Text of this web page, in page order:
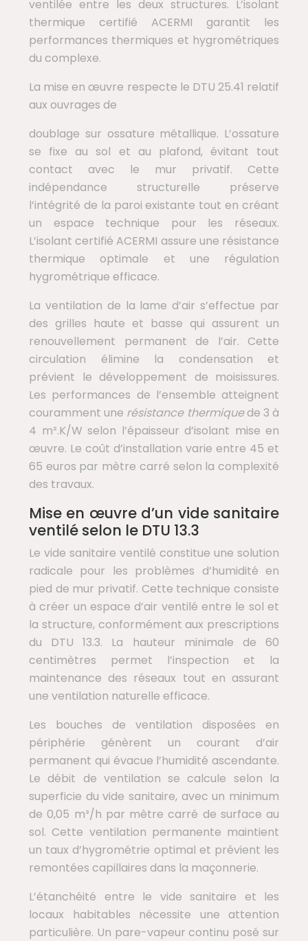
ventilée entre les deux structures. L’isolant
thermique certifié ACERMI garantit les
performances thermiques et hygrométriques
du complexe.
La mise en œuvre respecte le DTU 25.41 relatif
aux ouvrages de
doublage sur ossature métallique. L’ossature
se fixe au sol et au plafond, évitant tout
contact avec le mur privatif. Cette
indépendance structurelle préserve
l’intégrité de la paroi existante tout en créant
un espace technique pour les réseaux.
L’isolant certifié ACERMI assure une résistance
thermique optimale et une régulation
hygrométrique efficace.
La ventilation de la lame d’air s’effectue par
des grilles haute et basse qui assurent un
renouvellement permanent de l’air. Cette
circulation élimine la condensation et
prévient le développement de moisissures.
Les performances de l’ensemble atteignent
couramment une résistance thermiquede 3 à
4 m².K/W selon l’épaisseur d’isolant mise en
œuvre. Le coût d’installation varie entre 45 et
65 euros par mètre carré selon la complexité
des travaux.
Mise en œuvre d’un vide sanitaire
ventilé selon le DTU 13.3
Le vide sanitaire ventilé constitue une solution
radicale pour les problèmes d’humidité en
pied de mur privatif. Cette technique consiste
à créer un espace d’air ventilé entre le sol et
la structure, conformément aux prescriptions
du DTU 13.3. La hauteur minimale de 60
centimètres permet l’inspection et la
maintenance des réseaux tout en assurant
une ventilation naturelle efficace.
Les bouches de ventilation disposées en
périphérie génèrent un courant d’air
permanent qui évacue l’humidité ascendante.
Le débit de ventilation se calcule selon la
superficie du vide sanitaire, avec un minimum
de 0,05 m³/h par mètre carré de surface au
sol. Cette ventilation permanente maintient
un taux d’hygrométrie optimal et prévient les
remontées capillaires dans la maçonnerie.
L’étanchéité entre le vide sanitaire et les
locaux habitables nécessite une attention
particulière. Un pare-vapeur continu posé sur